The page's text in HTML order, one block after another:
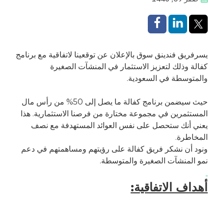
يسر فريق فندينق سوق بالإعلان عن توقعينا لاتفاقية مع برنامج
كفالة وذلك لتعزيز الاستثمار في المنشآت الصغيرة
والمتوسطة في السعودية.
حيث سيضمن برنامج كفالة ما يصل إلى 50% من رأس مال
المستثمرين في مجموعة مختارة من فرصنا الاستثمارية. هذا
يعني أنك ستحصل على نفس العوائد المستهدفة مع نصف
المخاطرة.
ونود أن نشكر فريق كفالة على رؤيتهم ومساهمتهم في دعم
نمو المنشآت الصغيرة والمتوسطة.
أهداف الاتفاقية: